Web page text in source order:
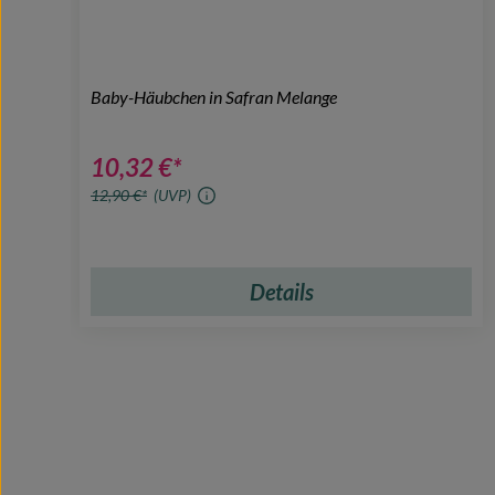
Baby-Häubchen in Safran Melange
10,32 €*
12,90 €* (UVP)
Details